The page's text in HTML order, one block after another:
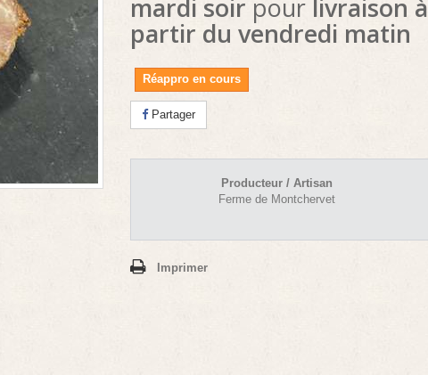
mardi soir pour livraison à
partir du vendredi matin
Réappro en cours
Partager
Producteur / Artisan
Ferme de Montchervet
Imprimer